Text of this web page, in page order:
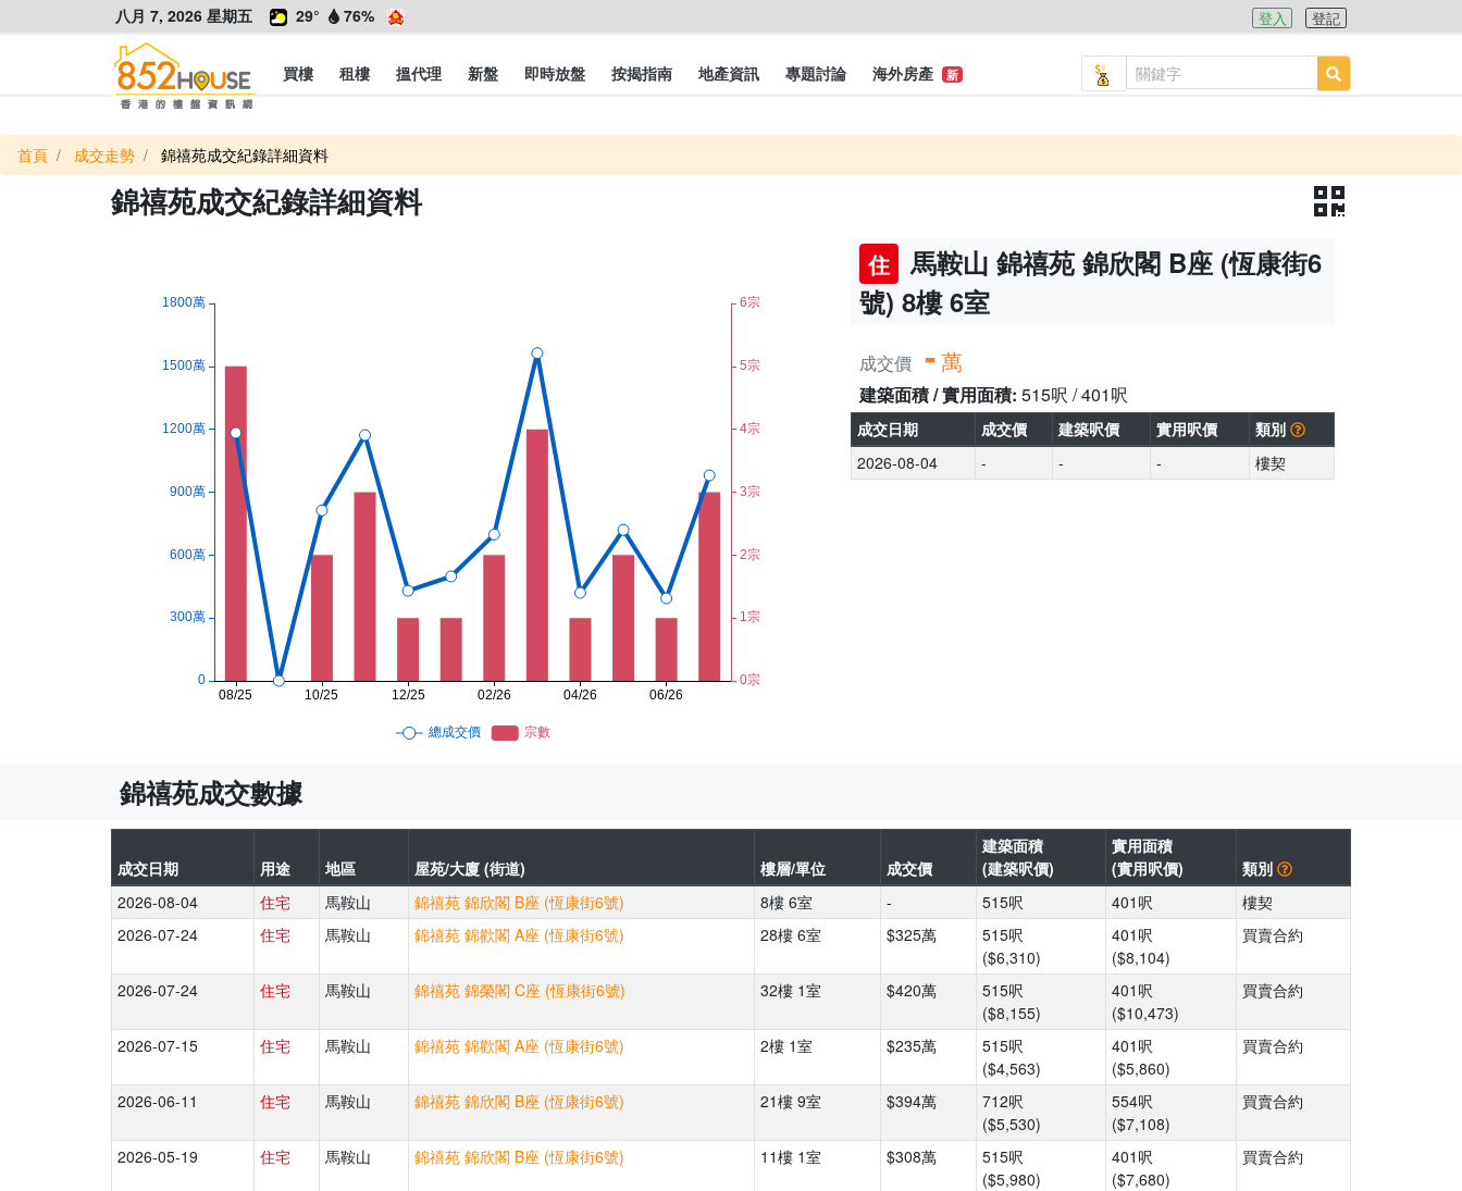
八月 7, 2026 星期五 29° 76% 登入 登記
買樓 租樓 搵代理 新盤 即時放盤 按揭指南 地產資訊 專題討論 海外房產 新
首頁 成交走勢 錦禧苑成交紀錄詳細資料
錦禧苑成交紀錄詳細資料
住
馬鞍山 錦禧苑 錦欣閣 B座 (恆康街6
號) 8樓 6室
成交價 -萬
建築面積 / 實用面積: 515呎 / 401呎
成交日期 成交價 建築呎價 實用呎價
類別
2026-08-04
- - - 樓契
錦禧苑成交數據
成交日期 用途 地區 屋苑/大廈 (街道) 樓層/單位 成交價
建築面積
(建築呎價)
實用面積
(實用呎價)
類別
2026-08-04
住宅 馬鞍山 錦禧苑 錦欣閣 B座 (恆康街6號) 8樓 6室 - 515呎 401呎
樓契
2026-07-24
住宅 馬鞍山 錦禧苑 錦歡閣 A座 (恆康街6號) 28樓 6室 $325萬
515呎
($6,310)
401呎
($8,104)
買賣合約
2026-07-24 住宅 馬鞍山 錦禧苑 錦榮閣 C座 (恆康街6號) 32樓 1室 $420萬
515呎
($8,155)
401呎
($10,473)
買賣合約
2026-07-15 住宅 馬鞍山 錦禧苑 錦歡閣 A座 (恆康街6號) 2樓 1室 $235萬
515呎
($4,563)
401呎
($5,860)
買賣合約
2026-06-11 住宅 馬鞍山 錦禧苑 錦欣閣 B座 (恆康街6號) 21樓 9室 $394萬
712呎
($5,530)
554呎
($7,108)
買賣合約
2026-05-19 住宅 馬鞍山 錦禧苑 錦欣閣 B座 (恆康街6號) 11樓 1室 $308萬
515呎
($5,980)
401呎
($7,680)
買賣合約